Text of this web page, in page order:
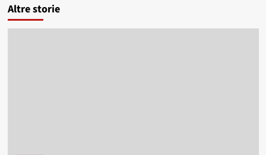
Altre storie